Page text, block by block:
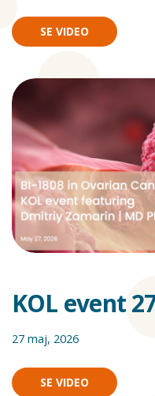
SE VIDEO
KOL event
27 maj, 2026
SE VIDEO